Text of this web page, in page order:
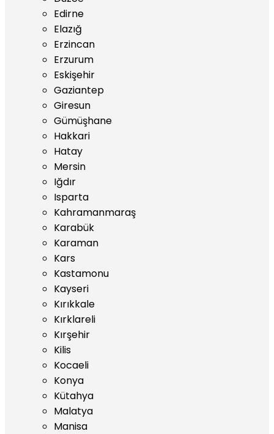
Edirne
Elazığ
Erzincan
Erzurum
Eskişehir
Gaziantep
Giresun
Gümüşhane
Hakkari
Hatay
Mersin
Iğdır
Isparta
Kahramanmaraş
Karabük
Karaman
Kars
Kastamonu
Kayseri
Kırıkkale
Kırklareli
Kırşehir
Kilis
Kocaeli
Konya
Kütahya
Malatya
Manisa